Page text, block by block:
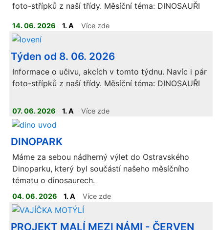
foto-střípků z naší třídy. Měsíční téma: DINOSAUŘI
14. 06. 2026 1. A Více zde
Týden od 8. 06. 2026
Informace o učivu, akcích v tomto týdnu. Navíc i pár
foto-střípků z naší třídy. Měsíční téma: DINOSAUŘI
ELEKTRONICKÁ VERZE UČEBNIC JE K DISPOZICI
níže na sekci INTERAKTIVNÍ VÝUKA.
07. 06. 2026 1. A Více zde
DINOPARK
Máme za sebou nádherný výlet do Ostravského
Dinoparku, který byl součástí našeho měsíčního
tématu o dinosaurech.
04. 06. 2026 1. A Více zde
PROJEKT MALÍ MEZI NÁMI - ČERVEN